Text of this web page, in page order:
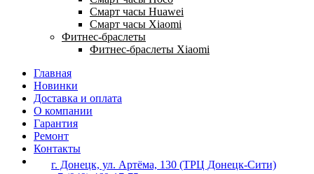
Смарт часы Huawei
Смарт часы Xiaomi
Фитнес-браслеты
Фитнес-браслеты Xiaomi
Главная
Новинки
Доставка и оплата
О компании
Гарантия
Ремонт
Контакты
г. Донецк, ул. Артёма, 130 (ТРЦ Донецк-Сити)